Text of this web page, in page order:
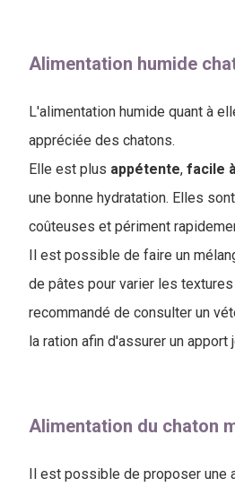
Alimentation humide
L'alimentation humide quant à
appréciée des chatons.
Elle est plus appétente, facile
une bonne hydratation. Elles
coûteuses et périment
Il est possible de faire un
de pâtes pour varier les
recommandé de consulter un
la ration afin d'assurer un apport
Alimentation du chaton
Il est possible de proposer une